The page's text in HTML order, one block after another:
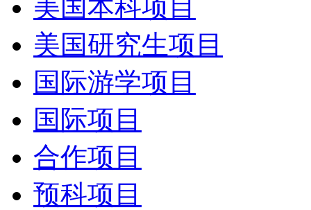
美国本科项目
美国研究生项目
国际游学项目
国际项目
合作项目
预科项目